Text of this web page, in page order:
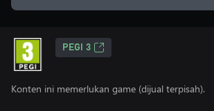
PEGI 3
Konten ini memerlukan game (dijual terpisah).